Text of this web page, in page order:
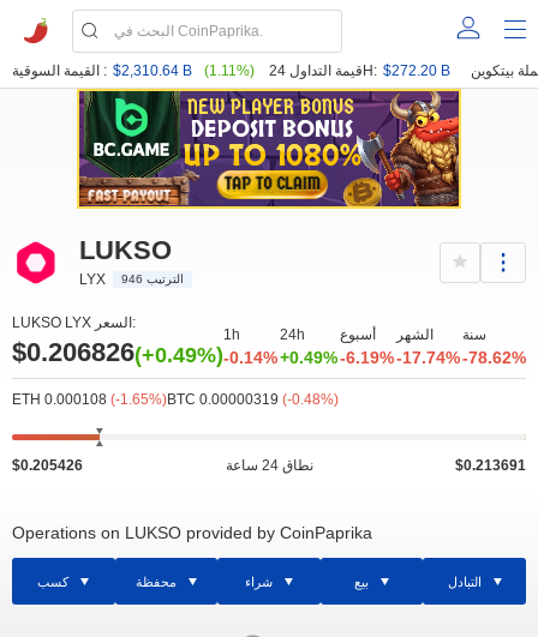
القيمة السوقية : $2,310.64 B (1.11%) قيمة التداول 24H: $272.20 B
LUKSO
LYX الترتيب 946
LUKSO LYX السعر:
$0.206826(+0.49%)
1h
-0.14%
24h
+0.49%
أسبوع
-6.19%
الشهر
-17.74%
سنة
-78.62%
ETH 0.000108 (-1.65%)BTC 0.00000319 (-0.48%)
$0.205426 نطاق 24 ساعة $0.213691
Operations on LUKSO provided by CoinPaprika
كسب محفظة شراء بيع التبادل